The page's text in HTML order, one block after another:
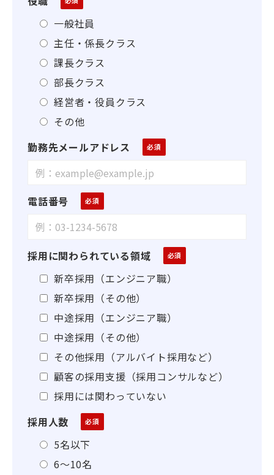
一般社員
主任・係長クラス
課長クラス
部長クラス
経営者・役員クラス
その他
勤務先メールアドレス
電話番号
採用に関わられている領域
新卒採用（エンジニア職）
新卒採用（その他）
中途採用（エンジニア職）
中途採用（その他）
その他採用（アルバイト採用など）
顧客の採用支援（採用コンサルなど）
採用には関わっていない
採用人数
5名以下
6～10名